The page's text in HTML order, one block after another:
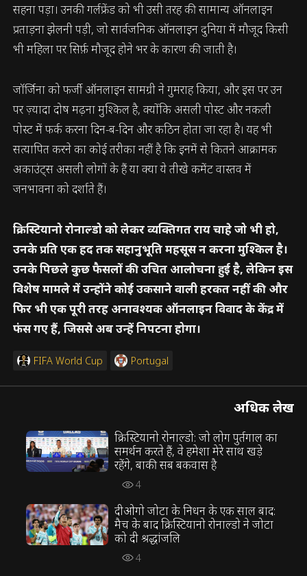
सहना पड़ा। उनकी गर्लफ्रेंड को भी उसी तरह की सामान्य ऑनलाइन
प्रताड़ना झेलनी पड़ी, जो सार्वजनिक ऑनलाइन दुनिया में मौजूद किसी
भी महिला पर सिर्फ़ मौजूद होने भर के कारण की जाती है।
जॉर्जिना को फर्जी ऑनलाइन सामग्री ने गुमराह किया, और इस पर उन
पर ज़्यादा दोष मढ़ना मुश्किल है, क्योंकि असली पोस्ट और नकली
पोस्ट में फर्क करना दिन-ब-दिन और कठिन होता जा रहा है। यह भी
सत्यापित करने का कोई तरीका नहीं है कि इनमें से कितने आक्रामक
अकाउंट्स असली लोगों के हैं या क्या ये तीखे कमेंट वास्तव में
जनभावना को दर्शाते हैं।
क्रिस्टियानो रोनाल्डो को लेकर व्यक्तिगत राय चाहे जो भी हो,
उनके प्रति एक हद तक सहानुभूति महसूस न करना मुश्किल है।
उनके पिछले कुछ फैसलों की उचित आलोचना हुई है, लेकिन इस
विशेष मामले में उन्होंने कोई उकसाने वाली हरकत नहीं की और
फिर भी एक पूरी तरह अनावश्यक ऑनलाइन विवाद के केंद्र में
फंस गए हैं, जिससे अब उन्हें निपटना होगा।
FIFA World Cup Portugal
अधिक लेख
क्रिस्टियानो रोनाल्डो: जो लोग पुर्तगाल का
समर्थन करते हैं, वे हमेशा मेरे साथ खड़े
रहेंगे, बाकी सब बकवास है
4
दीओगो जोटा के निधन के एक साल बाद:
मैच के बाद क्रिस्टियानो रोनाल्डो ने जोटा
को दी श्रद्धांजलि
4